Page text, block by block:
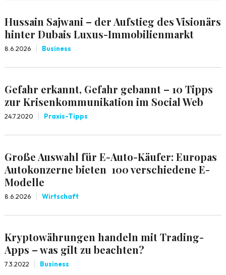
Hussain Sajwani – der Aufstieg des Visionärs
hinter Dubais Luxus-Immobilienmarkt
8.6.2026 Business
Gefahr erkannt, Gefahr gebannt – 10 Tipps
zur Krisenkommunikation im Social Web
24.7.2020 Praxis-Tipps
Große Auswahl für E-Auto-Käufer: Europas
Autokonzerne bieten 100 verschiedene E-
Modelle
8.6.2026 Wirtschaft
Kryptowährungen handeln mit Trading-
Apps – was gilt zu beachten?
7.3.2022 Business